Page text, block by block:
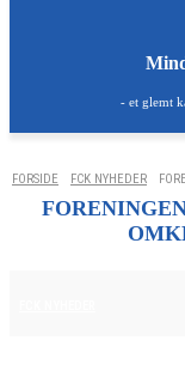
- et glemt
FORSIDE FCK NYHEDER